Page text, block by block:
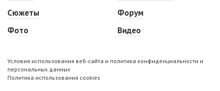
Сюжеты
Фото
Форум
Видео
Условия использования веб-сайта и политика конфиденциальности и
персональных данных
Политика использования cookies